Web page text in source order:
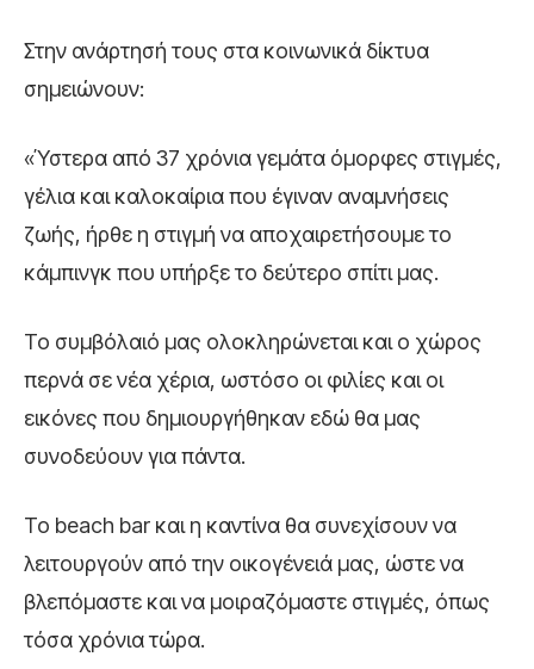
Στην ανάρτησή τους στα κοινωνικά δίκτυα
σημειώνουν:
«Ύστερα από 37 χρόνια γεμάτα όμορφες στιγμές,
γέλια και καλοκαίρια που έγιναν αναμνήσεις
ζωής, ήρθε η στιγμή να αποχαιρετήσουμε το
κάμπινγκ που υπήρξε το δεύτερο σπίτι μας.
Το συμβόλαιό μας ολοκληρώνεται και ο χώρος
περνά σε νέα χέρια, ωστόσο οι φιλίες και οι
εικόνες που δημιουργήθηκαν εδώ θα μας
συνοδεύουν για πάντα.
Το beach bar και η καντίνα θα συνεχίσουν να
λειτουργούν από την οικογένειά μας, ώστε να
βλεπόμαστε και να μοιραζόμαστε στιγμές, όπως
τόσα χρόνια τώρα.